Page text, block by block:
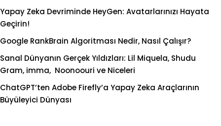
Yapay Zeka Devriminde HeyGen: Avatarlarınızı Hayata
Geçirin!
Google RankBrain Algoritması Nedir, Nasıl Çalışır?
Sanal Dünyanın Gerçek Yıldızları: Lil Miquela, Shudu
Gram, imma, Noonoouri ve Niceleri
ChatGPT’ten Adobe Firefly’a Yapay Zeka Araçlarının
Büyüleyici Dünyası